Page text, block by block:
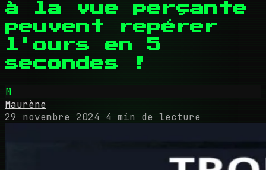
à la vue perçante
peuvent repérer
l'ours en 5
secondes !
M
Maurène
29 novembre 2024
4 min de lecture